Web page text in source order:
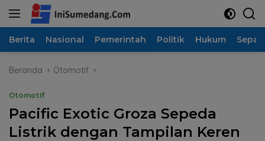
Langsung
Berita Nasional Pemerintah Politik Hukum
Beranda Otomotif
Otomotif
Pacific Exotic Groza Sepeda
Listrik dengan Tampilan Keren